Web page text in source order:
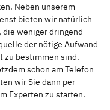
Neben unserem
bieten wir natürlich
die weniger dringend
der nötige Aufwand
zu bestimmen sind.
schon am Telefon
wir Sie dann per
Experten zu starten.